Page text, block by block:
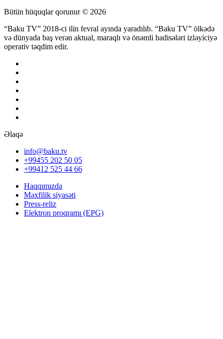
Bütün hüquqlar qorunur © 2026
“Baku TV” 2018-ci ilin fevral ayında yaradılıb. “Baku TV” ölkədə
və dünyada baş verən aktual, maraqlı və önəmli hadisələri izləyiciyə
operativ təqdim edir.
Əlaqə
info@baku.tv
+99455 202 50 05
+99412 525 44 66
Haqqımızda
Məxfilik siyasəti
Press-reliz
Elektron proqramı (EPG)